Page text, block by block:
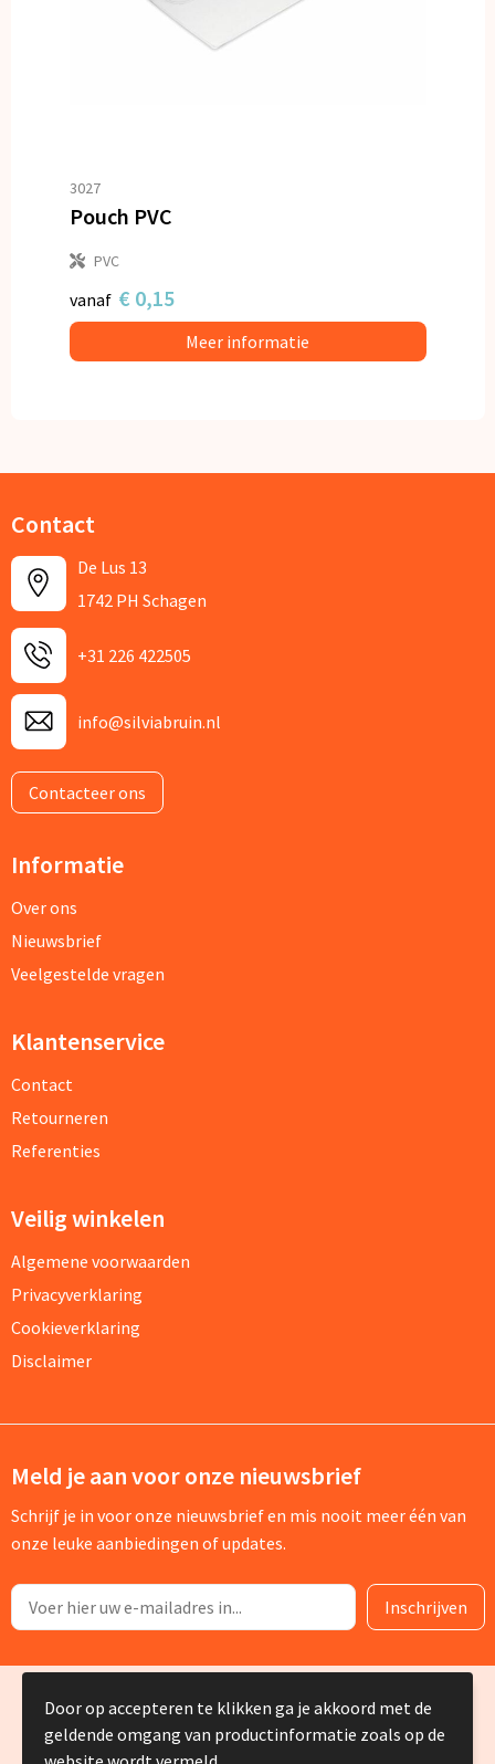
3027
Pouch PVC
PVC
vanaf € 0,15
Meer informatie
Contact
De Lus 13
1742 PH Schagen
+31 226 422505
info@silviabruin.nl
Contacteer ons
Informatie
Over ons
Nieuwsbrief
Veelgestelde vragen
Klantenservice
Contact
Retourneren
Referenties
Veilig winkelen
Algemene voorwaarden
Privacyverklaring
Cookieverklaring
Disclaimer
Meld je aan voor onze nieuwsbrief
Schrijf je in voor onze nieuwsbrief en mis nooit meer één van
onze leuke aanbiedingen of updates.
© Copyright Silvia Bruin reclame-advies 2025
Door op accepteren te klikken ga je akkoord met de
geldende omgang van productinformatie zoals op de